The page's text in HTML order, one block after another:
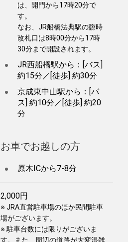
は、開門から17時20分で
す。
なお、JR船橋法典駅の臨時
改札口は8時00分から17時
30分まで開設されます。
JR西船橋駅から：[バス]
約15分／[徒歩] 約30分
京成東中山駅から：[バ
ス] 約10分／[徒歩] 約20
分
お車でお越しの方
原木ICから7-8分
2,000円
※ JRA直営駐車場のほか民間駐車
場がございます。
※ 駐車台数には限りがございま
す。また、周辺の道路が大変混雑